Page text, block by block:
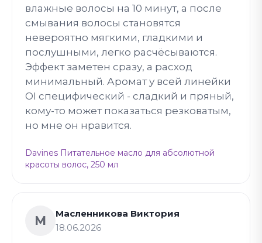
влажные волосы на 10 минут, а после
смывания волосы становятся
невероятно мягкими, гладкими и
послушными, легко расчёсываются.
Эффект заметен сразу, а расход
минимальный. Аромат у всей линейки
OI специфический - сладкий и пряный,
кому-то может показаться резковатым,
но мне он нравится.
Davines Питательное масло для абсолютной
красоты волос, 250 мл
М
Масленникова Виктория
18.06.2026